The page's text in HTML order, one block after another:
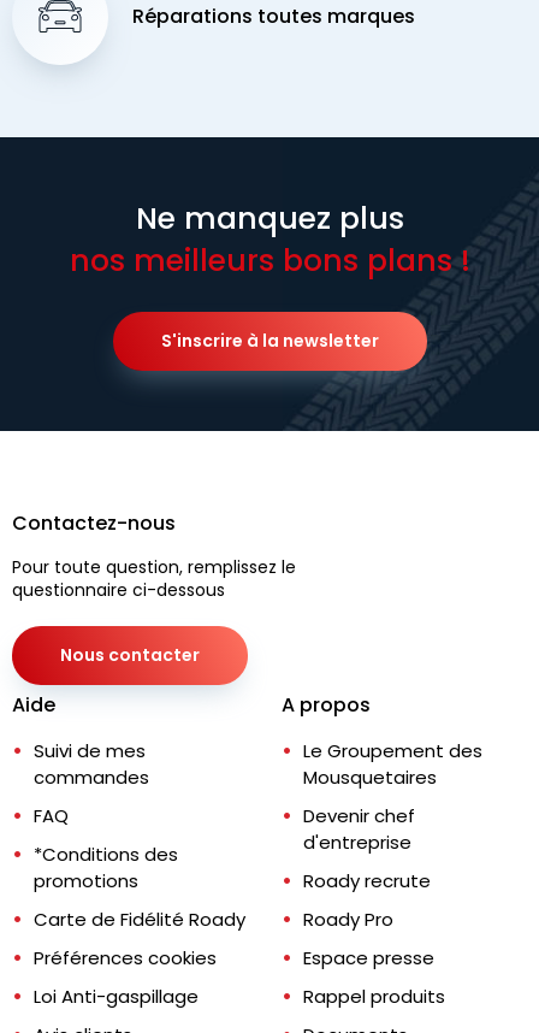
Réparations toutes marques
Ne manquez plus
nos meilleurs bons plans !
S'inscrire à la newsletter
Contactez-nous
Pour toute question, remplissez le
questionnaire ci-dessous
Nous contacter
Aide
Suivi de mes
commandes
FAQ
*Conditions des
promotions
Carte de Fidélité Roady
Préférences cookies
Loi Anti-gaspillage
A propos
Le Groupement des
Mousquetaires
Devenir chef
d'entreprise
Roady recrute
Roady Pro
Espace presse
Rappel produits